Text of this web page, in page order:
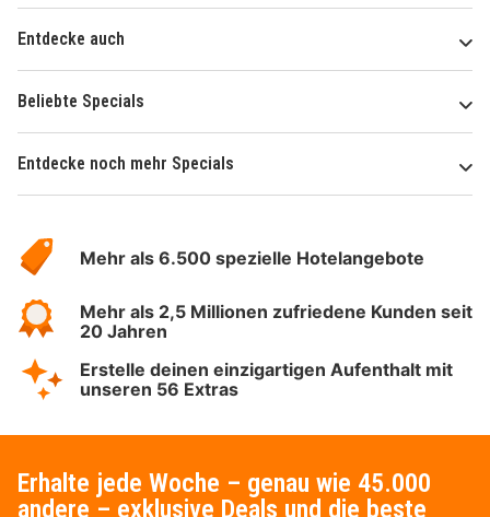
Entdecke auch
Beliebte Specials
Entdecke noch mehr Specials
Hotelspecials
Mehr als 6.500 spezielle Hotelangebote
Mehr als 2,5 Millionen zufriedene Kunden seit
20 Jahren
Erstelle deinen einzigartigen Aufenthalt mit
unseren 56 Extras
Erhalte jede Woche – genau wie 45.000
andere – exklusive Deals und die beste